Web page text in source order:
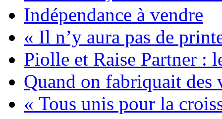
Indépendance à vendre
« Il n’y aura pas de
Piolle et Raise Partner :
Quand on fabriquait des
« Tous unis pour la